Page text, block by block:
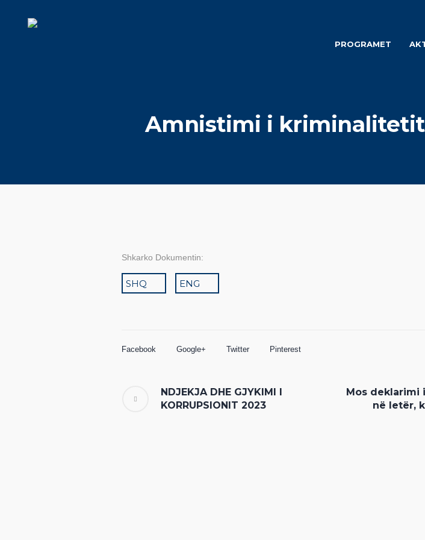
PROGRAMET
Amnistimi i
Shkarko Dokumentin:
SHQ ENG
Facebook Google+ Twitter Pinterest
NDJEKJA DHE GJYKIMI I
KORRUPSIONIT 2023
Mos deklarimi
në letër,